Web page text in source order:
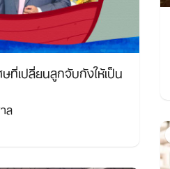
เปลี่ยนลูกจับกังให้เป็น
ล